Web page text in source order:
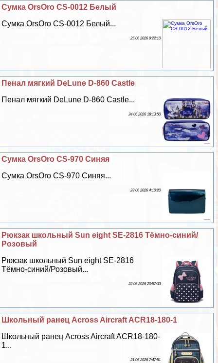
Сумка OrsOro CS-0012 Белый
Сумка OrsOro CS-0012 Белый...
25 06 2026 9:22:10
Пенал мягкий DeLune D-860 Castle
Пенал мягкий DeLune D-860 Castle...
24 06 2026 18:13:50
Сумка OrsOro CS-970 Синяя
Сумка OrsOro CS-970 Синяя...
23 06 2026 4:10:20
Рюкзак школьный Sun eight SE-2816 Тёмно-синий/
Розовый
Рюкзак школьный Sun eight SE-2816
Тёмно-синий/Розовый...
22 06 2026 20:57:33
Школьный ранец Across Aircraft ACR18-180-1
Школьный ранец Across Aircraft ACR18-180-
1...
21 06 2026 7:47:51